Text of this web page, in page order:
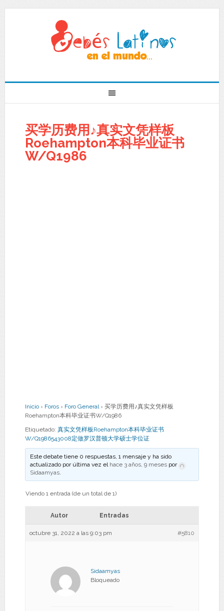
买学历费用♪真实文凭样板
Roehampton本科毕业证书
W/Q1986
Inicio › Foros › Foro General › 买学历费用♪真实文凭样板
Roehampton本科毕业证书W/Q1986
Etiquetado: 真实文凭样板Roehampton本科毕业证书
W/Q1986543008定做罗汉普顿大学硕士学位证
Este debate tiene 0 respuestas, 1 mensaje y ha sido
actualizado por última vez el hace 3 años, 9 meses por
Sidaamyas.
Viendo 1 entrada (de un total de 1)
Autor Entradas
octubre 31, 2022 a las 9:03 pm #5810
Sidaamyas
Bloqueado